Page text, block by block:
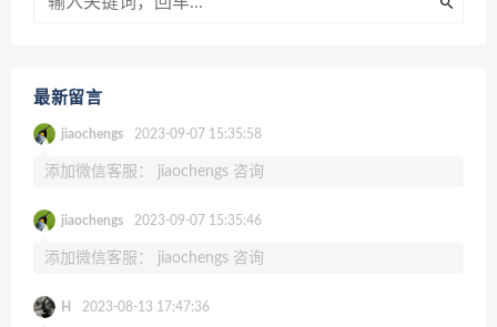
最新留言
jiaochengs 2023-09-07 15:35:58
添加微信客服： jiaochengs 咨询
jiaochengs 2023-09-07 15:35:46
添加微信客服： jiaochengs 咨询
H 2023-08-13 17:47:36